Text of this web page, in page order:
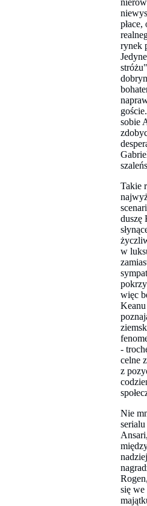
rynek
sobie
Takie
duszę
w
więc
Keanu
-
celne
z
Nie
się we